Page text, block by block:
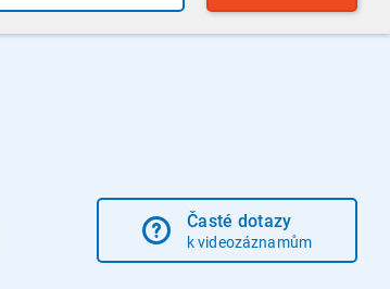
Časté dotazy
k videozáznamům